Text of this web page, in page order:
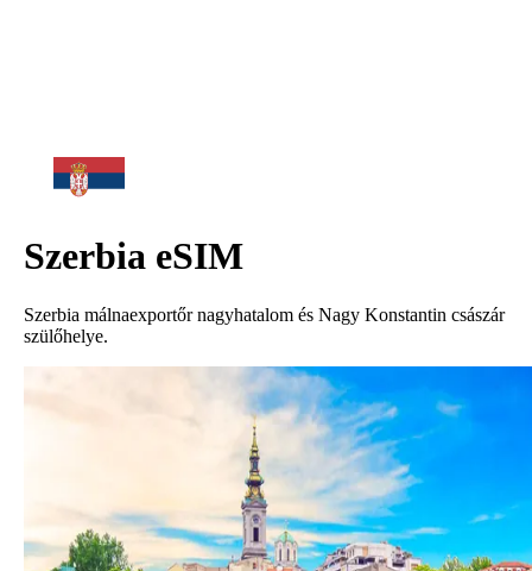
Szerbia eSIM
Szerbia málnaexportőr nagyhatalom és Nagy Konstantin császár
szülőhelye.